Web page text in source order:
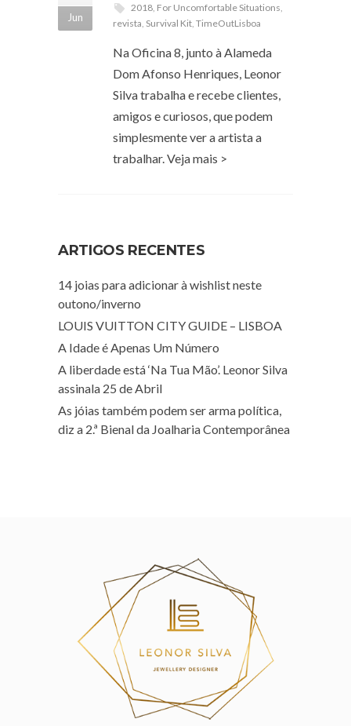
Jun
2018 For Uncomfortable Situations
revista Survival Kit TimeOutLisboa
Na Oficina 8, junto à Alameda
Dom Afonso Henriques, Leonor
Silva trabalha e recebe clientes,
amigos e curiosos, que podem
simplesmente ver a artista a
trabalhar. Veja mais >
ARTIGOS RECENTES
14 joias para adicionar à wishlist neste
outono/inverno
LOUIS VUITTON CITY GUIDE – LISBOA
A Idade é Apenas Um Número
A liberdade está ‘Na Tua Mão’. Leonor Silva
assinala 25 de Abril
As jóias também podem ser arma política,
diz a 2.ª Bienal da Joalharia Contemporânea